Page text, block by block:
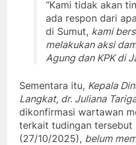
“Kami tidak akan
ada respon dari
di Sumut, kami
melakukan aksi
Agung dan KPK di
Sementara itu, Kepala
Langkat, dr. Juliana
dikonfirmasi wartawan
terkait tudingan tersebut
(27/10/2025), belum